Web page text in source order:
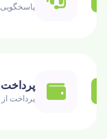
پرداخت از